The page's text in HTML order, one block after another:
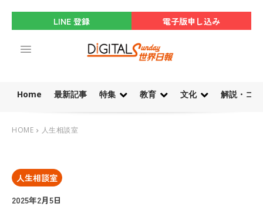
LINE 登録 電子版申し込み
Home 最新記事 特集 教育 文化 解説・コ
HOME 人生相談室
人生相談室
2025年2月5日